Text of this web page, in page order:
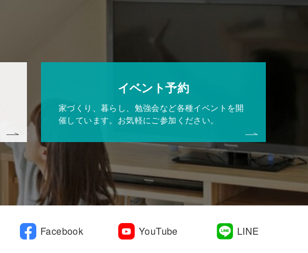
イベント予約
家づくり、暮らし、勉強会など各種イベントを開
催しています。お気軽にご参加ください。
Facebook YouTube LINE